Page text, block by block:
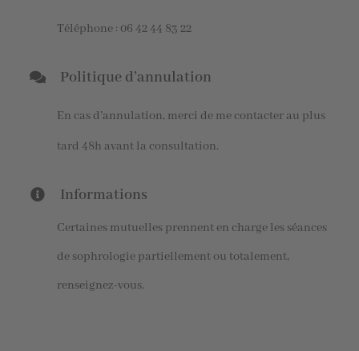
Téléphone : 06 42 44 83 22
Politique d’annulation
En cas d’annulation, merci de me contacter au plus
tard 48h avant la consultation.
Informations
Certaines mutuelles prennent en charge les séances
de sophrologie partiellement ou totalement,
renseignez-vous.